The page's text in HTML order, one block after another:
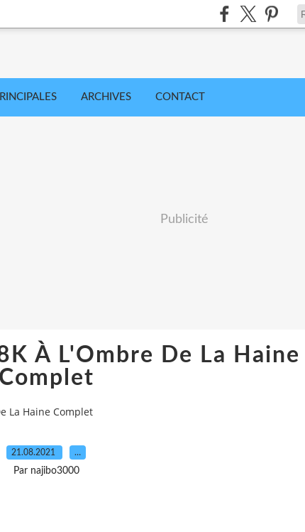
ARCHIVES CONTACT
Publicité
À L'Ombre De La Haine
Complet
La Haine Complet
21.08.2021 …
Par najibo3000